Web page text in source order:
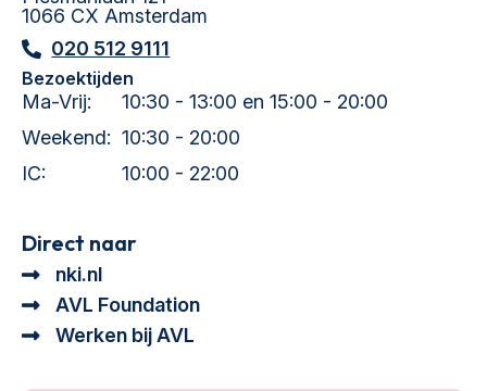
1066 CX Amsterdam
020 512 9111
Bezoektijden
Ma-Vrij:
10:30 - 13:00 en 15:00 - 20:00
Weekend: 10:30 - 20:00
IC:
10:00 - 22:00
Direct naar
nki.nl
AVL Foundation
Werken bij AVL